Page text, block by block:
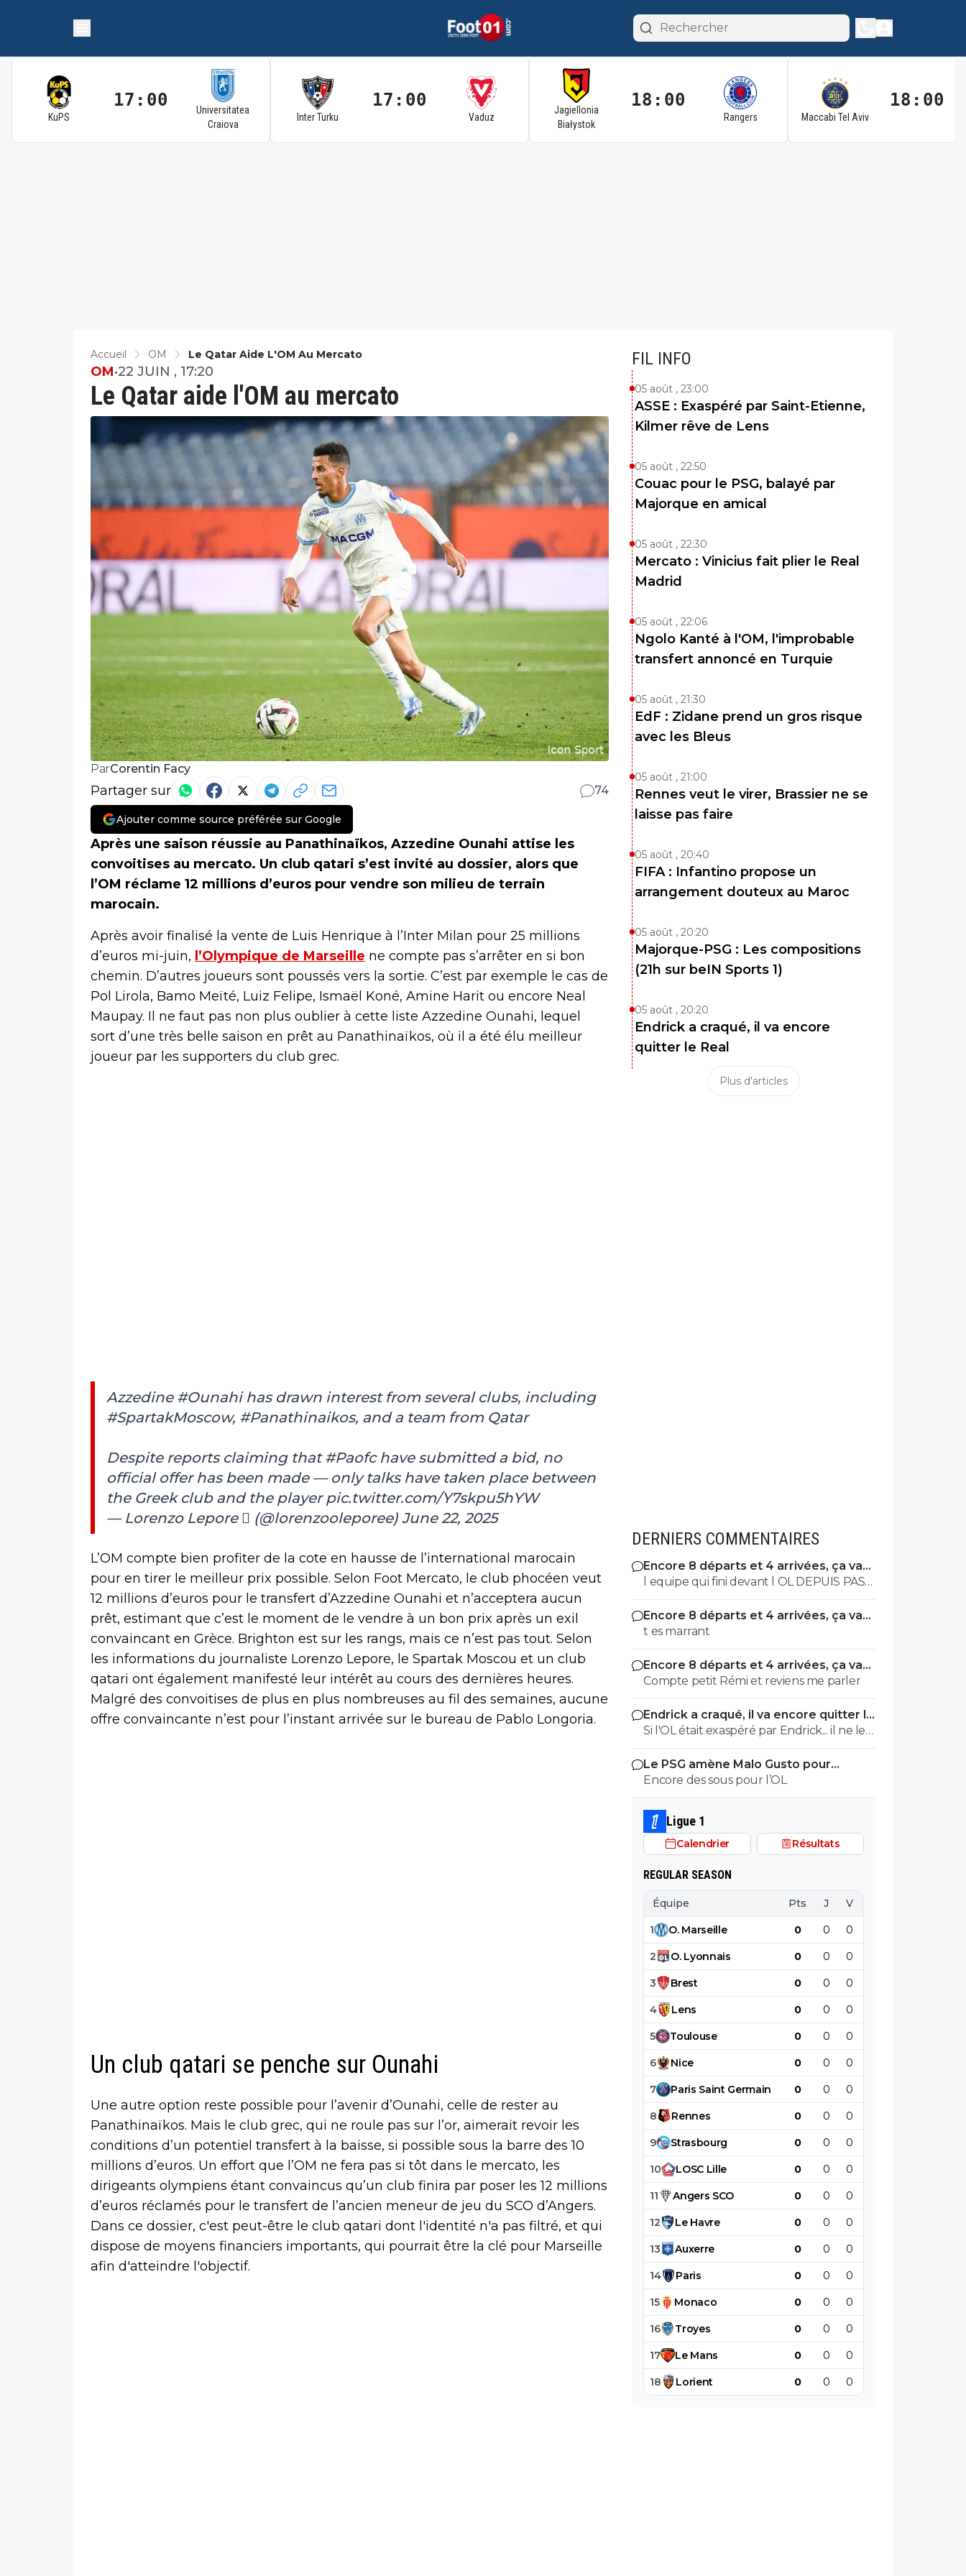
KuPS
17:00
Universitatea
Craiova
Inter Turku
17:00
Vaduz
Jagiellonia
Białystok
18:00
Rangers Maccabi Tel Aviv
18:00
Accueil OM Le Qatar Aide L'OM Au Mercato
Le Qatar aide l'OM au mercato
OM•22 JUIN , 17:20
ParCorentin Facy
Partager sur 74
Ajouter comme source préférée sur Google
Après une saison réussie au Panathinaïkos, Azzedine Ounahi attise les
convoitises au mercato. Un club qatari s’est invité au dossier, alors que
l’OM réclame 12 millions d’euros pour vendre son milieu de terrain
marocain.
Après avoir finalisé la vente de Luis Henrique à l’Inter Milan pour 25 millions
d’euros mi-juin, l’Olympique de Marseille ne compte pas s’arrêter en si bon
chemin. D’autres joueurs sont poussés vers la sortie. C’est par exemple le cas de
Pol Lirola, Bamo Meïté, Luiz Felipe, Ismaël Koné, Amine Harit ou encore Neal
Maupay. Il ne faut pas non plus oublier à cette liste Azzedine Ounahi, lequel
sort d’une très belle saison en prêt au Panathinaïkos, où il a été élu meilleur
joueur par les supporters du club grec.
Azzedine #Ounahihas drawn interest from several clubs, including
#SpartakMoscow, #Panathinaikos, and a team from Qatar
Despite reports claiming that#Paofchave submitted a bid, no
official offer has been made — only talks have taken place between
the Greek club and the player pic.twitter.com/Y7skpu5hYW
— Lorenzo Lepore  (@lorenzooleporee) June 22, 2025
L’OM compte bien profiter de la cote en hausse de l’international marocain
pour en tirer le meilleur prix possible. Selon Foot Mercato, le club phocéen veut
12 millions d’euros pour le transfert d’Azzedine Ounahi et n’acceptera aucun
prêt, estimant que c’est le moment de le vendre à un bon prix après un exil
convaincant en Grèce. Brighton est sur les rangs, mais ce n’est pas tout. Selon
les informations du journaliste Lorenzo Lepore, le Spartak Moscou et un club
qatari ont également manifesté leur intérêt au cours des dernières heures.
Malgré des convoitises de plus en plus nombreuses au fil des semaines, aucune
offre convaincante n’est pour l’instant arrivée sur le bureau de Pablo Longoria.
Un club qatari se penche sur Ounahi
Une autre option reste possible pour l’avenir d’Ounahi, celle de rester au
Panathinaïkos. Mais le club grec, qui ne roule pas sur l’or, aimerait revoir les
conditions d’un potentiel transfert à la baisse, si possible sous la barre des 10
millions d’euros. Un effort que l’OM ne fera pas si tôt dans le mercato, les
dirigeants olympiens étant convaincus qu’un club finira par poser les 12 millions
d’euros réclamés pour le transfert de l’ancien meneur de jeu du SCO d’Angers.
Dans ce dossier, c'est peut-être le club qatari dont l'identité n'a pas filtré, et qui
dispose de moyens financiers importants, qui pourrait être la clé pour Marseille
afin d'atteindre l'objectif.
FIL INFO
05 août , 23:00
ASSE : Exaspéré par Saint-Etienne,
Kilmer rêve de Lens
05 août , 22:50
Couac pour le PSG, balayé par
Majorque en amical
05 août , 22:30
Mercato : Vinicius fait plier le Real
Madrid
05 août , 22:06
Ngolo Kanté à l'OM, l'improbable
transfert annoncé en Turquie
05 août , 21:30
EdF : Zidane prend un gros risque
avec les Bleus
05 août , 21:00
Rennes veut le virer, Brassier ne se
laisse pas faire
05 août , 20:40
FIFA : Infantino propose un
arrangement douteux au Maroc
05 août , 20:20
Majorque-PSG : Les compositions
(21h sur beIN Sports 1)
05 août , 20:20
Endrick a craqué, il va encore
quitter le Real
Plus d'articles
DERNIERS COMMENTAIRES
Encore 8 départs et 4 arrivées, ça va
valser à l'OL
l equipe qui fini devant l OL DEPUIS PAS
MAL DE TPS? lol. t es tro malin toi
Encore 8 départs et 4 arrivées, ça va
valser à l'OL
t es marrant
Encore 8 départs et 4 arrivées, ça va
valser à l'OL
Compte petit Rémi et reviens me parler
Endrick a craqué, il va encore quitter le
Real
Si l'OL était exaspéré par Endrick... il ne le
suivrait pas de très près. Bref... Quand
l'équipe sera complète... ce sera beaucoup
mieux.
Le PSG amène Malo Gusto pour
concurrencer Hakimi
Encore des sous pour l’OL
Ligue 1
Calendrier Résultats
REGULAR SEASON
Équipe Pts J V
1 O. Marseille 0 0 0
2 O. Lyonnais 0 0 0
3 Brest 0 0 0
4 Lens 0 0 0
5 Toulouse 0 0 0
6 Nice 0 0 0
7 Paris Saint Germain 0 0 0
8 Rennes 0 0 0
9 Strasbourg 0 0 0
10 LOSC Lille 0 0 0
11 Angers SCO 0 0 0
12 Le Havre 0 0 0
13 Auxerre 0 0 0
14 Paris 0 0 0
15 Monaco 0 0 0
16 Troyes 0 0 0
17 Le Mans 0 0 0
18 Lorient 0 0 0